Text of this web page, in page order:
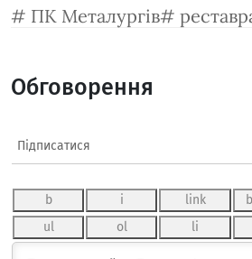
ПК Металургів
Обговорення
Підписатися